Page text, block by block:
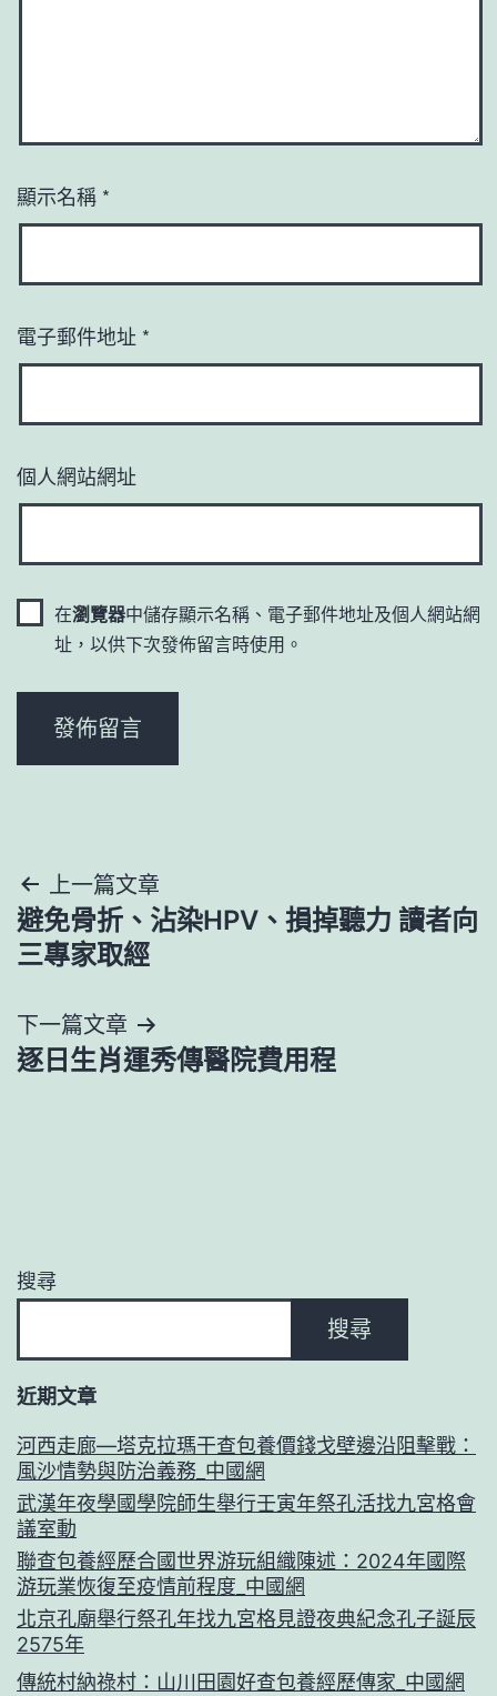
顯示名稱 *
電子郵件地址 *
個人網站網址
在瀏覽器中儲存顯示名稱、電子郵件地址及個人網站網
址，以供下次發佈留言時使用。
文
章
覽
上一篇文章
避免骨折、沾染HPV、損掉聽力 讀者向
三專家取經
下一篇文章
逐日生肖運秀傳醫院費用程
搜尋
搜尋
近期文章
河西走廊—塔克拉瑪干查包養價錢戈壁邊沿阻擊戰：
風沙情勢與防治義務_中國網
武漢年夜學國學院師生舉行壬寅年祭孔活找九宮格會
議室動
聯查包養經歷合國世界游玩組織陳述：2024年國際
游玩業恢復至疫情前程度_中國網
北京孔廟舉行祭孔年找九宮格見證夜典紀念孔子誕辰
2575年
傳統村納祿村：山川田園好查包養經歷傳家_中國網